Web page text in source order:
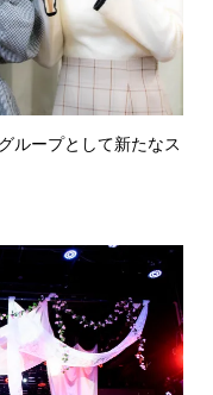
ループとして新たなス